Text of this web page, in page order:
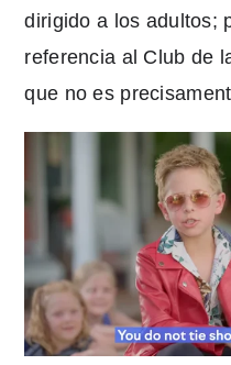
dirigido a los adultos;
referencia al Club de
que no es